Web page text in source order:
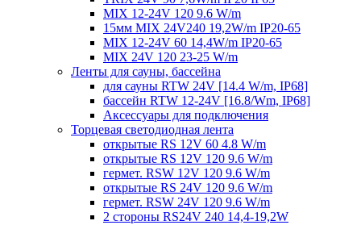
MIX 12-24V 120 9.6 W/m
15мм MIX 24V240 19,2W/m IP20-65
MIX 12-24V 60 14,4W/m IP20-65
MIX 24V 120 23-25 W/m
Ленты для сауны, бассейна
для сауны RTW 24V [14.4 W/m, IP68]
бассейн RTW 12-24V [16.8/Wm, IP68]
Аксессуары для подключения
Торцевая светодиодная лента
открытые RS 12V 60 4.8 W/m
открытые RS 12V 120 9.6 W/m
гермет. RSW 12V 120 9.6 W/m
открытые RS 24V 120 9.6 W/m
гермет. RSW 24V 120 9.6 W/m
2 стороны RS24V 240 14,4-19,2W